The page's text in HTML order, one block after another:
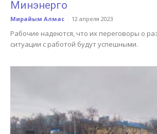
Минэнерго
Мирайым Алмас - 12 апреля 2023
Рабочие надеются, что их переговоры о
ситуации с работой будут успешными.